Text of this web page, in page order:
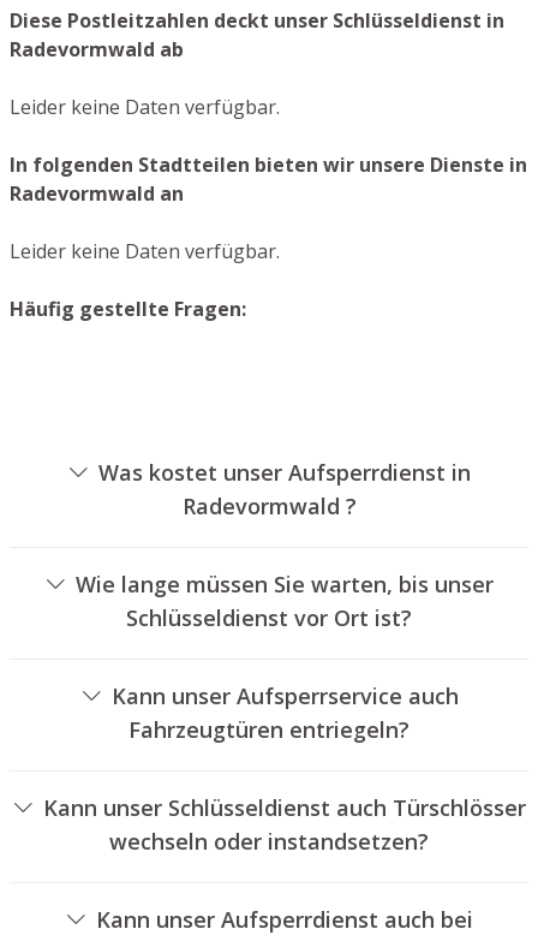
Diese Postleitzahlen deckt unser Schlüsseldienst in
Radevormwald ab
Leider keine Daten verfügbar.
In folgenden Stadtteilen bieten wir unsere Dienste in
Radevormwald an
Leider keine Daten verfügbar.
Häufig gestellte Fragen:
Was kostet unser Aufsperrdienst in
Radevormwald ?
hängen von verschiedenen Faktoren ab, wie zum Beispiel
der Art des Türschlosses, der Dauer der Arbeiten und
eventuellen Anfahrtskosten. Wir bieten unseren Kunden
Wie lange müssen Sie warten, bis unser
Schlüsseldienst vor Ort ist?
innerhalb von einer halben Stunde vor Ort. Die
tatsächliche Wartezeit hängt von dem Ortsunterschied
des Einsatzortes zu unserem Unternehmen und den
Kann unser Aufsperrservice auch
Fahrzeugtüren entriegeln?
Kann unser Schlüsseldienst auch Türschlösser
wechseln oder instandsetzen?
Schlössern an.Kann unser Aufsperrdienst auch bei